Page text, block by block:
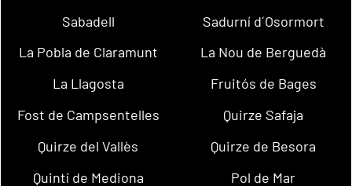
Sabadell
Sadurní d´Osormort
La Pobla de Claramunt
La Nou de Berguedà
La Llagosta
Fruitós de Bages
Fost de Campsentelles
Quirze Safaja
Quirze del Vallès
Quirze de Besora
Quintí de Mediona
Pol de Mar